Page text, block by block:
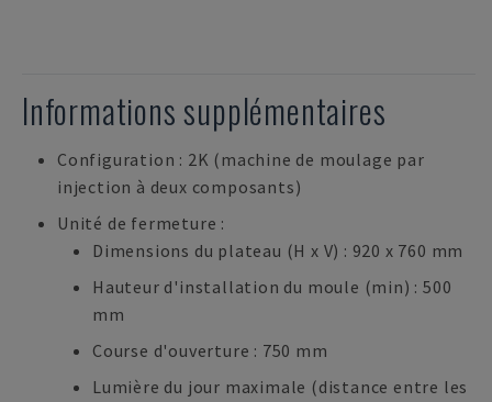
Informations supplémentaires
Configuration : 2K (machine de moulage par
injection à deux composants)
Unité de fermeture :
Dimensions du plateau (H x V) : 920 x 760 mm
Hauteur d'installation du moule (min) : 500
mm
Course d'ouverture : 750 mm
Lumière du jour maximale (distance entre les